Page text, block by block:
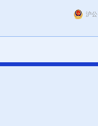
沪公